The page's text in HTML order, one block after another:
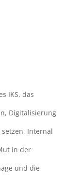
IKS,das
, Digitalisierung
setzen, Internal
in der
und die